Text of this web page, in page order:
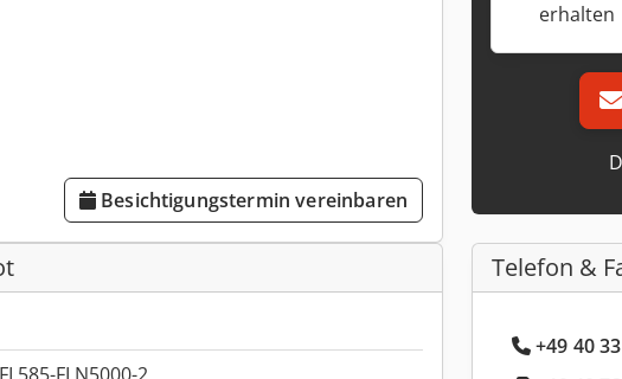
Besichtigungstermin vereinbaren
erhalten
Telefon &
+49 40